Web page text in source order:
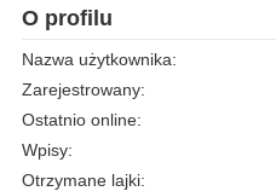
O profilu
Nazwa użytkownika:
Zarejestrowany:
Ostatnio online:
Wpisy:
Otrzymane lajki: